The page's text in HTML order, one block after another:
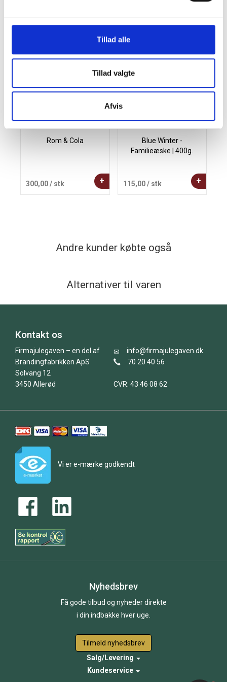
Tillad alle
Tillad valgte
Afvis
Andre købte også
Rom & Cola
300,00/ stk +
Blue Winter -
Familieæske | 400g.
115,00 / stk +
Andre kunder købte også
Alternativer til varen
Kontakt os
Firmajulegaven – en del af
Brandingfabrikken ApS
Solvang 12
3450 Allerød
info@firmajulegaven.dk
70 20 40 56
CVR: 43 46 08 62
Vi er e-mærke godkendt
Nyhedsbrev
Få gode tilbud og nyheder direkte
i din indbakke hver uge.
Tilmeld nyhedsbrev
Salg/Levering
Kundeservice